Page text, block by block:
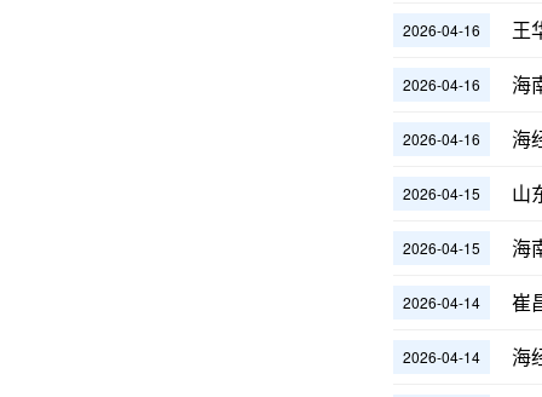
2026-04-16 王
2026-04-16 海
2026-04-16 海
2026-04-15 山
2026-04-15 海
2026-04-14 崔
2026-04-14 海